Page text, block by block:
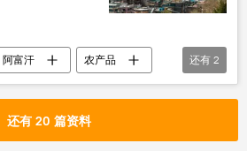
阿富汗
农产品
还有 2
还有 20 篇资料